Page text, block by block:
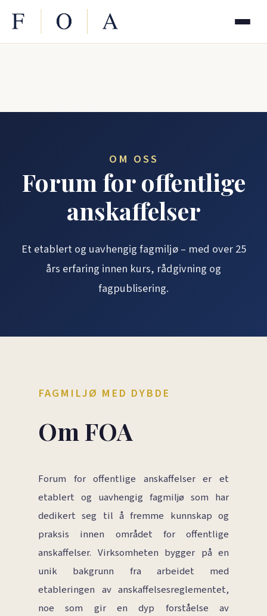
OM OSS
Forum for offentlige
anskaffelser
Et etablert og uavhengig fagmiljø – med over 25
års erfaring innen kurs, rådgivning og
fagpublisering.
FAGMILJØ MED DYBDE
Om FOA
Forum for offentlige anskaffelser er et
etablert og uavhengig fagmiljø som har
dedikert seg til å fremme kunnskap og
praksis innen området for offentlige
anskaffelser. Virksomheten bygger på en
unik bakgrunn fra arbeidet med
etableringen av anskaffelsesreglementet,
noe som gir en dyp forståelse av